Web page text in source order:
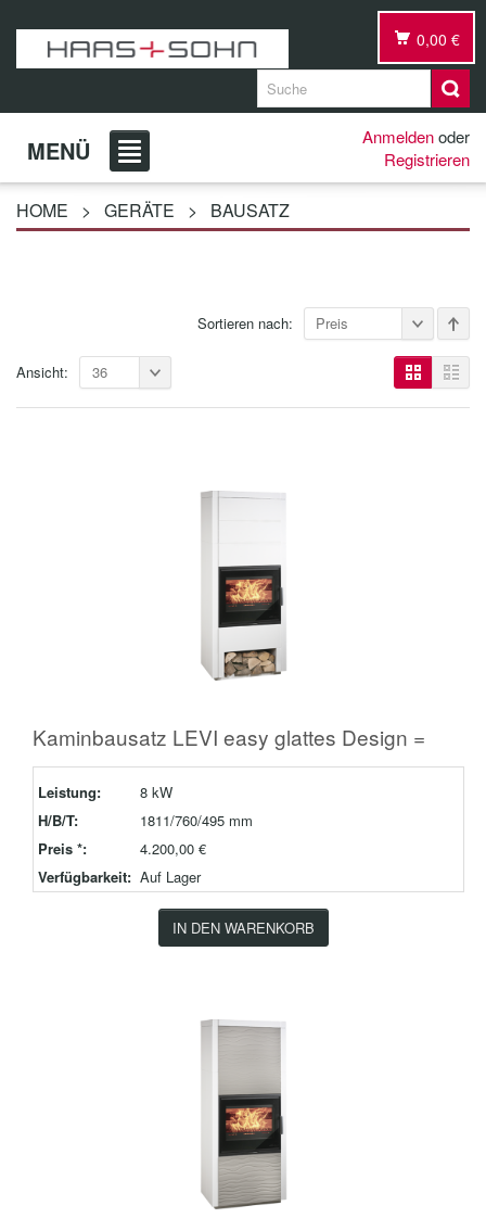
0,00 €
MENÜ Anmeldenoder
Registrieren
HOME > GERÄTE > BAUSATZ
Sortieren nach: Preis
Ansicht: 36
Kaminbausatz LEVI easy glattes Design =
Leistung:
8 kW
H/B/T:
1811/760/495 mm
Preis *:
4.200,00 €
Verfügbarkeit: Auf Lager
IN DEN WARENKORB